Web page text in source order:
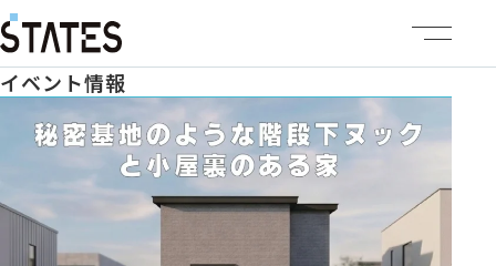
ステーツについて
商品ラインナップ
イベント情報
イベント情報